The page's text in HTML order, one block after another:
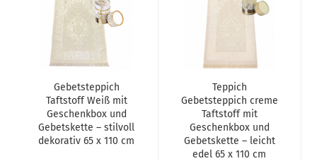
Gebetsteppich
Taftstoff Weiß mit
Geschenkbox und
Gebetskette – stilvoll
dekorativ 65 x 110 cm
Teppich
Gebetsteppich creme
Taftstoff mit
Geschenkbox und
Gebetskette – leicht
edel 65 x 110 cm